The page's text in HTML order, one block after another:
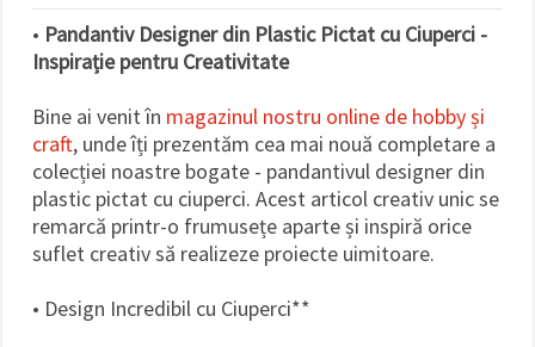
• Pandantiv Designer din Plastic Pictat cu Ciuperci -
Inspirație pentru Creativitate
Bine ai venit în magazinul nostru online de hobby și
craft, unde îți prezentăm cea mai nouă completare a
colecției noastre bogate - pandantivul designer din
plastic pictat cu ciuperci. Acest articol creativ unic se
remarcă printr-o frumusețe aparte și inspiră orice
suflet creativ să realizeze proiecte uimitoare.
• Design Incredibil cu Ciuperci**